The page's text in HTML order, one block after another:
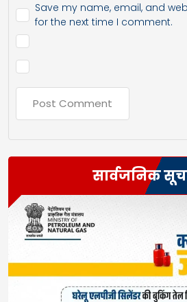
Save my name, email, and
for the next time I comment.
सार्वजनिक